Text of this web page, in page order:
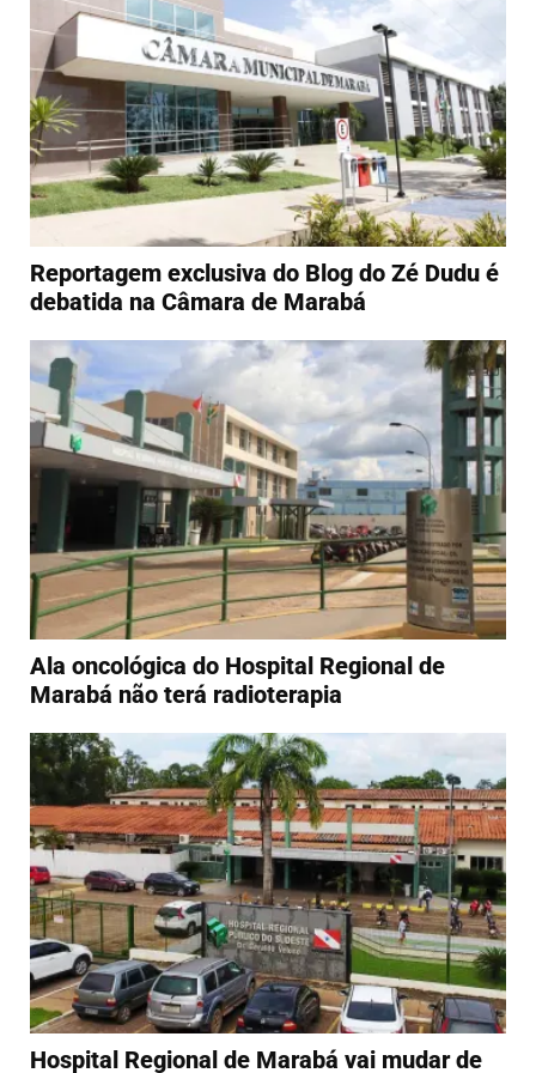
Reportagem exclusiva do Blog do Zé Dudu é
debatida na Câmara de Marabá
Ala oncológica do Hospital Regional de
Marabá não terá radioterapia
Hospital Regional de Marabá vai mudar de